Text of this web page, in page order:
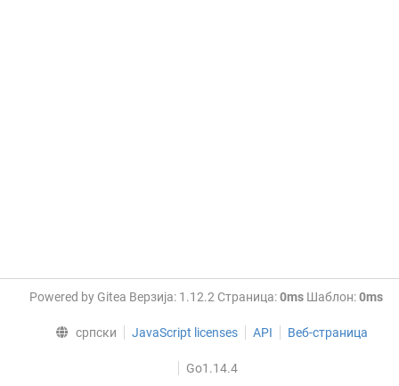
Powered by Gitea Верзија: 1.12.2 Страница:0msШаблон:0ms
српски JavaScript licenses API Веб-страница
Go1.14.4